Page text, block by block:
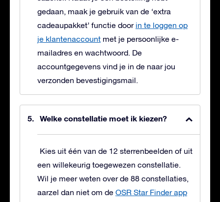
gedaan, maak je gebruik van de ‘extra
cadeaupakket’ functie door in te loggen op
je klantenaccount met je persoonlijke e-
mailadres en wachtwoord. De
accountgegevens vind je in de naar jou
verzonden bevestigingsmail.
Welke constellatie moet ik kiezen?
Kies uit één van de 12 sterrenbeelden of uit
een willekeurig toegewezen constellatie.
Wil je meer weten over de 88 constellaties,
aarzel dan niet om de OSR Star Finder app